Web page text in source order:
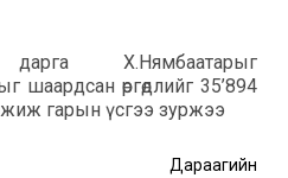
Х.Нямбаатарыг
шаардсан өргөдлийг 35’894
гарын үсгээ зуржээ
Дараагийн